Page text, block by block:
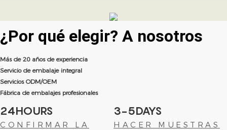
¿Por qué elegir? A nosotros
Más de 20 años de experiencia
Servicio de embalaje integral
Servicios ODM/OEM
Fábrica de embalajes profesionales
24HOURS
CONFIRMAR LA
3-5DAYS
HACER MUESTRAS